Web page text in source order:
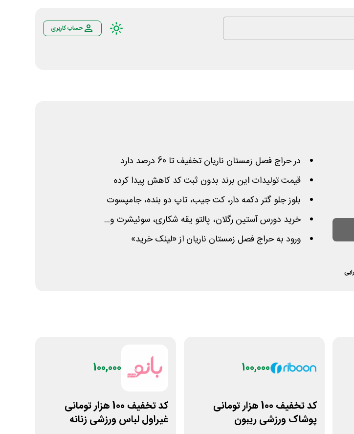
حساب کاربری
در حراج فصل زمستان ناریان تخفیف تا 60 درصد دارد
قیمت تولیدات این برند بدون ثبت کد کاهش پیدا کرده
بلوز جلو گتر دکمه دار، کت جیب، تاپ دو بنده، جامپسوت
خرید دورس آستین رگلان، پالتو یقه شکاری، سوئیشرت و...
ورود به حراج فصل زمستان ناریان از «لینک خرید»
100,000
کد تخفیف 100 هزار تومانی
پوشاک ورزشی ریبون
100,000
کد تخفیف 100 هزار تومانی
غیراول لباس ورزشی زنانه